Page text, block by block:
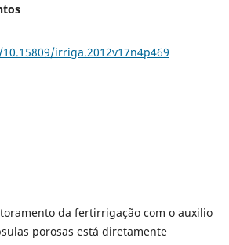
irriga.2012v17n4p469
da fertirrigação com o auxilio
porosas está diretamente